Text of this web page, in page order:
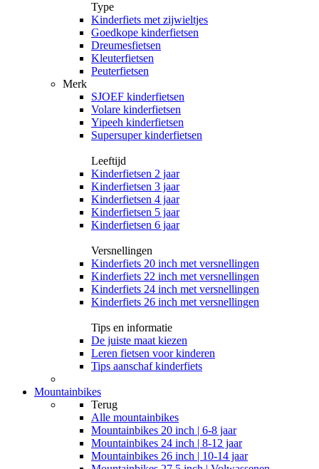
Type
Kinderfiets met zijwieltjes
Goedkope kinderfietsen
Dreumesfietsen
Kleuterfietsen
Peuterfietsen
Merk
SJOEF kinderfietsen
Volare kinderfietsen
Yipeeh kinderfietsen
Supersuper kinderfietsen
Leeftijd
Kinderfietsen 2 jaar
Kinderfietsen 3 jaar
Kinderfietsen 4 jaar
Kinderfietsen 5 jaar
Kinderfietsen 6 jaar
Versnellingen
Kinderfiets 20 inch met versnellingen
Kinderfiets 22 inch met versnellingen
Kinderfiets 24 inch met versnellingen
Kinderfiets 26 inch met versnellingen
Tips en informatie
De juiste maat kiezen
Leren fietsen voor kinderen
Tips aanschaf kinderfiets
Mountainbikes
Terug
Alle mountainbikes
Mountainbikes 20 inch | 6-8 jaar
Mountainbikes 24 inch | 8-12 jaar
Mountainbikes 26 inch | 10-14 jaar